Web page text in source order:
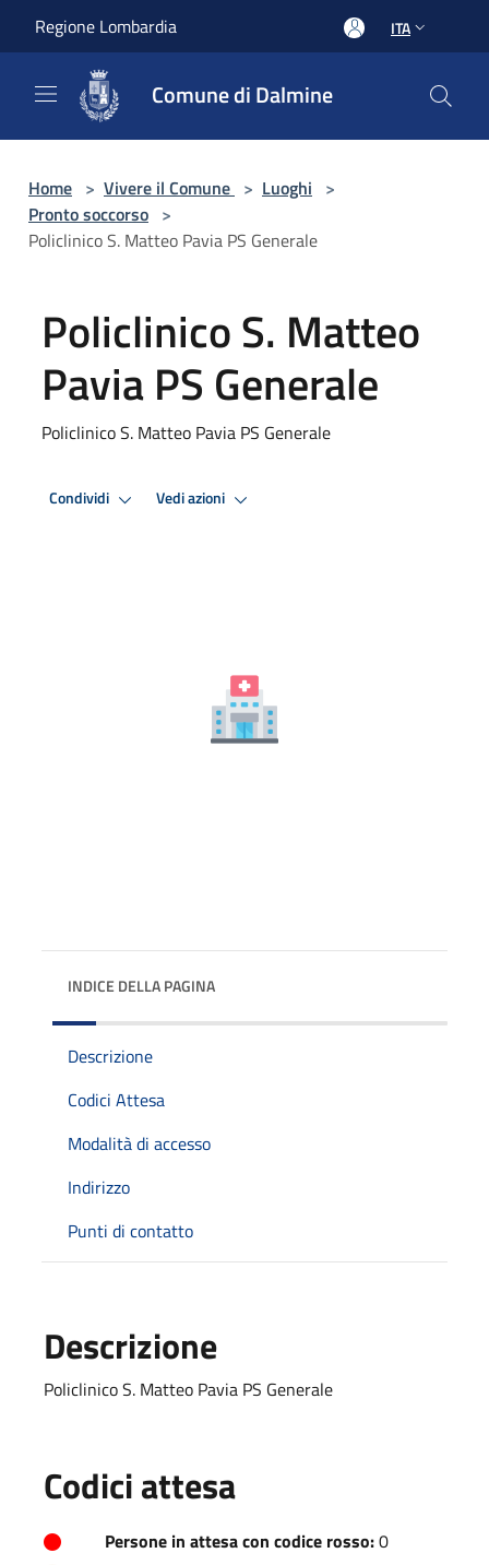
Regione Lombardia ITA
Comune di Dalmine
Home > Vivere il Comune > Luoghi >
Pronto soccorso >
Policlinico S. Matteo Pavia PS Generale
Policlinico S. Matteo
Pavia PS Generale
Policlinico S. Matteo Pavia PS Generale
Condividi Vedi azioni
INDICE DELLA PAGINA
Descrizione
Codici Attesa
Modalità di accesso
Indirizzo
Punti di contatto
Descrizione
Policlinico S. Matteo Pavia PS Generale
Codici attesa
Persone in attesa con codice rosso:0